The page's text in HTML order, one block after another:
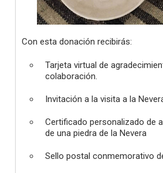
Con esta donación recibirás:
Tarjeta virtual de
colaboración.
Invitación a la visita a la
Certificado personalizado de
de una piedra de la Nevera
Sello postal conmemorativo